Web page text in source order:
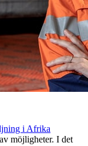
i Afrika
möjligheter. I det